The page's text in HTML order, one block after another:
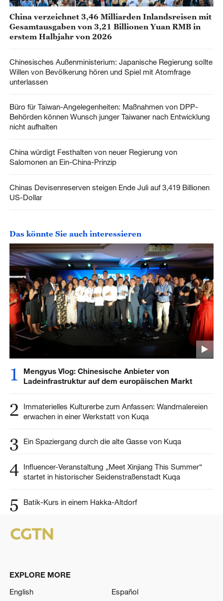
China verzeichnet 3,46 Milliarden Inlandsreisen mit
Gesamtausgaben von 3,21 Billionen Yuan RMB in
erstem Halbjahr von 2026
Chinesisches Außenministerium: Japanische Regierung sollte
Willen von Bevölkerung hören und Spiel mit Atomfrage
unterlassen
Büro für Taiwan-Angelegenheiten: Maßnahmen von DPP-
Behörden können Wunsch junger Taiwaner nach Entwicklung
nicht aufhalten
China würdigt Festhalten von neuer Regierung von
Salomonen an Ein-China-Prinzip
Chinas Devisenreserven steigen Ende Juli auf 3,419 Billionen
US-Dollar
Das könnte Sie auch interessieren
1
Mengyus Vlog: Chinesische Anbieter von
Ladeinfrastruktur auf dem europäischen Markt
2
Immaterielles Kulturerbe zum Anfassen: Wandmalereien
erwachen in einer Werkstatt von Kuqa
3 Ein Spaziergang durch die alte Gasse von Kuqa
4 Influencer-Veranstaltung „Meet Xinjiang This Summer“
startet in historischer Seidenstraßenstadt Kuqa
5 Batik-Kurs in einem Hakka-Altdorf
EXPLORE MORE
English
Español